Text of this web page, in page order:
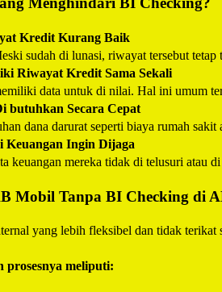
Kredit Kurang Baik
sudah di lunasi, riwayat tersebut
Riwayat Kredit Sama Sekali
data untuk di nilai. Hal ini umum
butuhkan Secara Cepat
dana darurat seperti biaya rumah
Keuangan Ingin Dijaga
keuangan mereka tidak di telusuri atau
Mobil Tanpa BI Checking di
yang lebih fleksibel dan tidak terikat
prosesnya meliputi: